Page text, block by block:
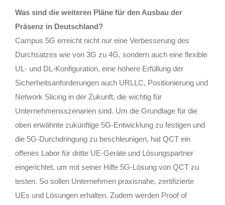
Was sind die weiteren Pläne für den Ausbau der
Präsenz in Deutschland?
Campus 5G erreicht nicht nur eine Verbesserung des
Durchsatzes wie von 3G zu 4G, sondern auch eine flexible
UL- und DL-Konfiguration, eine höhere Erfüllung der
Sicherheitsanforderungen auch URLLC, Positionierung und
Network Slicing in der Zukunft, die wichtig für
Unternehmensszenarien sind. Um die Grundlage für die
oben erwähnte zukünftige 5G-Entwicklung zu festigen und
die 5G-Durchdringung zu beschleunigen, hat QCT ein
offenes Labor für dritte UE-Geräte und Lösungspartner
eingerichtet, um mit seiner Hilfe 5G-Lösung von QCT zu
testen. So sollen Unternehmen praxisnahe, zertifizierte
UEs und Lösungen erhalten. Zudem werden Proof of